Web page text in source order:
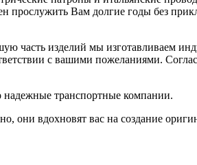
прослужить Вам долгие годы без
часть изделий мы изготавливаем
с вашими пожеланиями.
надежные транспортные компании.
вдохновят вас на создание